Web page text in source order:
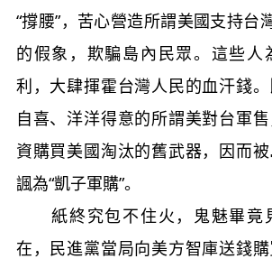
“撐腰”，苦心營造所謂美國支持台
的假象，欺騙島內民眾。這些人
利，大肆揮霍台灣人民的血汗錢
自喜、洋洋得意的所謂美對台軍
資購買美國淘汰的舊武器，因而
諷為“凱子軍購”。
紙終究包不住火，鬼魅畢竟
在，民進黨當局向美方智庫送錢